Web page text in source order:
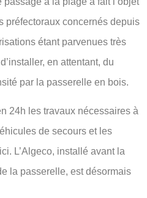
préfectoraux concernés depuis
étant parvenues très
en attentant, du
par la passerelle en bois.
24h les travaux nécessaires à
de secours et les
L’Algeco, installé avant la
la passerelle, est désormais